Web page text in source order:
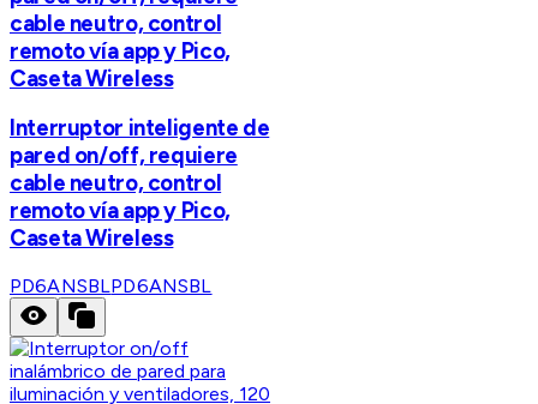
cable neutro, control
remoto vía app y Pico,
Caseta Wireless
Interruptor inteligente de
pared on/off, requiere
cable neutro, control
remoto vía app y Pico,
Caseta Wireless
PD6ANSBLPD6ANSBL